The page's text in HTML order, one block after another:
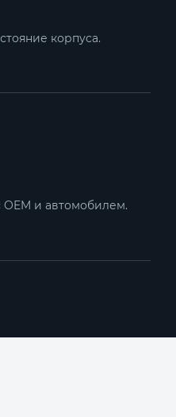
корпуса.
OEM и автомобилем.